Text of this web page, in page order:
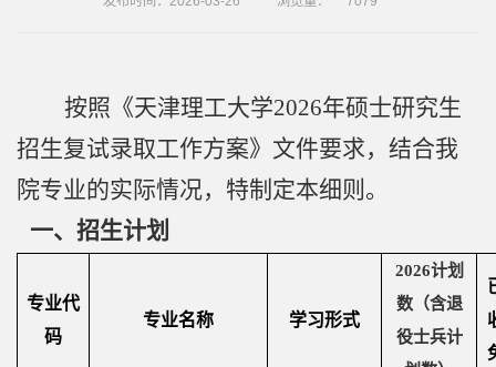
师
资
按照《天津理工大学2026年硕士研究生
招生复试录取工作方案》文件要求，结合我
院专业的实际情况，特制定本细则。
一、招生计划
专业代
码
专业名称 学习形式
2026计划
数（含退
役士兵计